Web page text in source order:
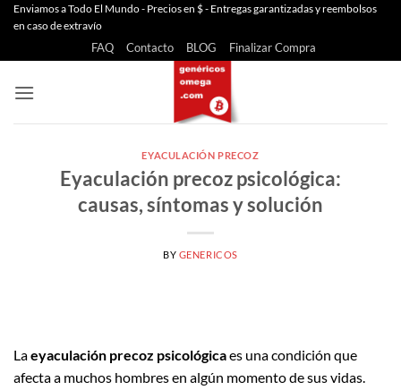
Saltar
Enviamos a Todo El Mundo - Precios en $ - Entregas garantizadas y reembolsos
en caso de extravío
FAQ Contacto BLOG Finalizar Compra
EYACULACIÓN PRECOZ
Eyaculación precoz psicológica:
causas, síntomas y solución
BY GENERICOS
Laeyaculación precoz psicológicaes una condición que
afecta a muchos hombres en algún momento de sus vidas.